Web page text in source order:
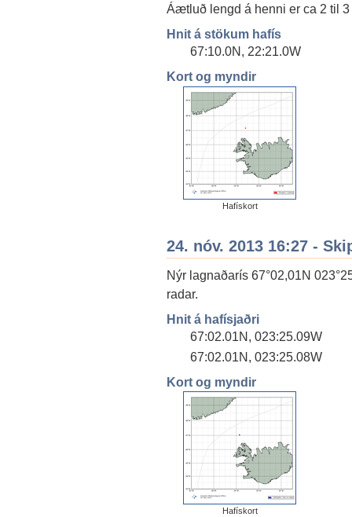
Áætluð lengd á henni er ca 2 til
Hnit á stökum hafís
67:10.0N, 22:21.0W
Kort og myndir
Hafískort
24. nóv. 2013 16:27 -
Nýr lagnaðarís 67°02,01N
radar.
Hnit á hafísjaðri
67:02.01N, 023:25.09W
67:02.01N, 023:25.08W
Kort og myndir
Hafískort